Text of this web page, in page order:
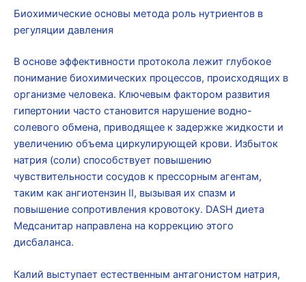
Биохимические основы метода роль нутриентов в
регуляции давления
В основе эффективности протокола лежит глубокое
понимание биохимических процессов, происходящих в
организме человека. Ключевым фактором развития
гипертонии часто становится нарушение водно-
солевого обмена, приводящее к задержке жидкости и
увеличению объема циркулирующей крови. Избыток
натрия (соли) способствует повышению
чувствительности сосудов к прессорным агентам,
таким как ангиотензин II, вызывая их спазм и
повышение сопротивления кровотоку. DASH диета
Медсанитар направлена на коррекцию этого
дисбаланса.
Калий выступает естественным антагонистом натрия,